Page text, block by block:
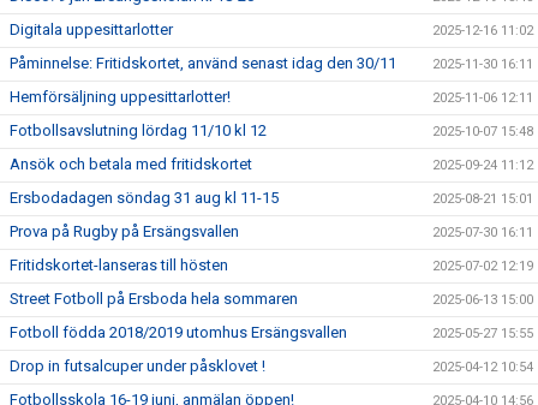
Digitala uppesittarlotter 2025-12-16 11:02
Påminnelse: Fritidskortet, använd senast idag den 30/11 2025-11-30 16:11
Hemförsäljning uppesittarlotter! 2025-11-06 12:11
Fotbollsavslutning lördag 11/10 kl 12 2025-10-07 15:48
Ansök och betala med fritidskortet 2025-09-24 11:12
Ersbodadagen söndag 31 aug kl 11-15 2025-08-21 15:01
Prova på Rugby på Ersängsvallen 2025-07-30 16:11
Fritidskortet-lanseras till hösten 2025-07-02 12:19
Street Fotboll på Ersboda hela sommaren 2025-06-13 15:00
Fotboll födda 2018/2019 utomhus Ersängsvallen 2025-05-27 15:55
Drop in futsalcuper under påsklovet ! 2025-04-12 10:54
Fotbollsskola 16-19 juni, anmälan öppen! 2025-04-10 14:56